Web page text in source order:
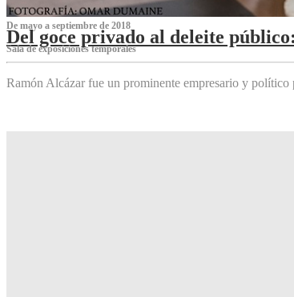
De mayo a septiembre de 2018
Del goce privado al deleite
Sala de exposiciones temporales
Ramón Alcázar fue un prominente empresario y